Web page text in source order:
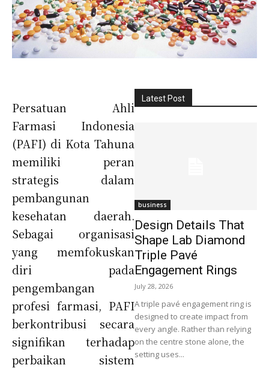
Persatuan Ahli
Farmasi Indonesia
(PAFI) di Kota Tahuna
memiliki peran
strategis dalam
pembangunan
kesehatan daerah.
Sebagai organisasi
yang memfokuskan
diri pada
pengembangan
profesi farmasi, PAFI
berkontribusi secara
signifikan terhadap
perbaikan sistem
Latest Post
business
Design Details That
Shape Lab Diamond
Triple Pavé
Engagement Rings
July 28, 2026
A triple pavé engagement ring is
designed to create impact from
every angle. Rather than relying
on the centre stone alone, the
setting uses...